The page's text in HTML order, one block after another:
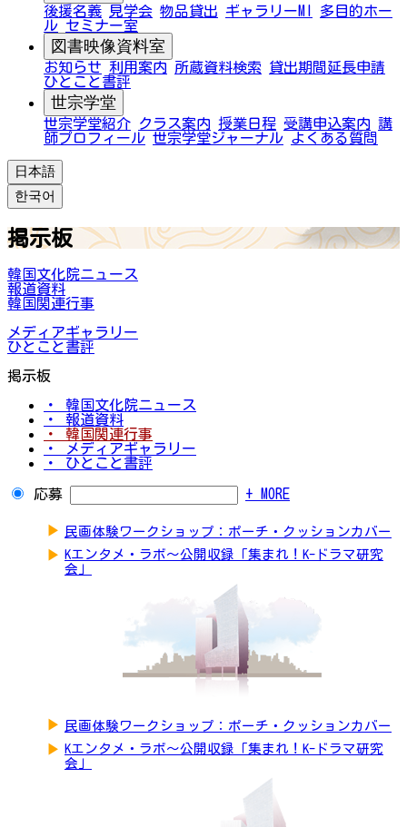
後援名義 見学会 物品貸出 ギャラリーMI
多目的ホー
ル セミナー室
図書映像資料室
お知らせ 利用案内 所蔵資料検索
貸出期間延長申請
ひとこと書評
世宗学堂
世宗学堂紹介 クラス案内 授業日程 受講申込案内 講
師プロフィール 世宗学堂ジャーナル よくある質問
日本語
한국어
掲示板
韓国文化院ニュース
報道資料
韓国関連行事
メディアギャラリー
ひとこと書評
掲示板
・ 韓国文化院ニュース
・ 報道資料
・ 韓国関連行事
・ メディアギャラリー
・ ひとこと書評
応募 + MORE
▶ 民画体験ワークショップ：ポーチ・クッションカバー
▶ Kエンタメ・ラボ～公開収録「集まれ！K-ドラマ研究
会」
▶ 民画体験ワークショップ：ポーチ・クッションカバー
▶ Kエンタメ・ラボ～公開収録「集まれ！K-ドラマ研究
会」